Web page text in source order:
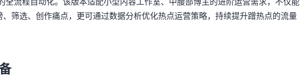
、筛选、创作痛点，更可通过数据分析优化热点运营策略，持续提升蹭热点的流量